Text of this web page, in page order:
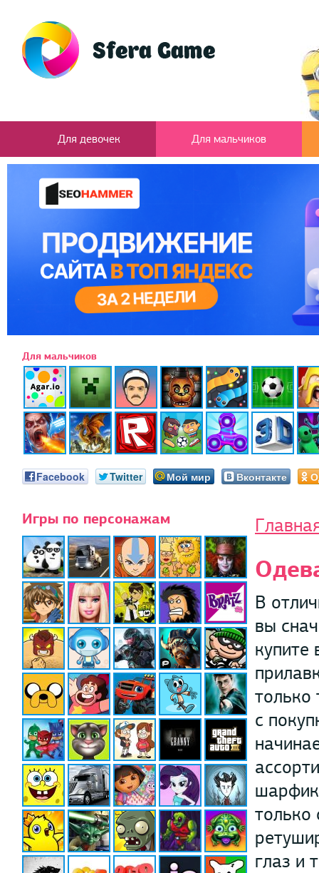
Для девочек Для мальчиков
Для мальчиков
Facebook Twitter Мой мир Вконтакте
Игры по персонажам
В
вы
купите
только
с
только
глаз и